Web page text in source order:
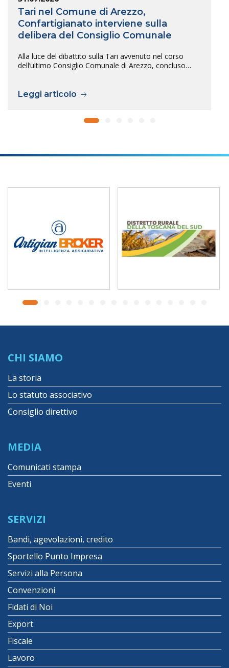
Tari nel Comune di Arezzo,
Confartigianato interviene sulla
delibera del Consiglio Comunale
Alla luce del dibattito sulla Tari avvenuto nel corso
dell’ultimo Consiglio Comunale di Arezzo, concluso…
Leggi articolo
CHI SIAMO
La storia
Lo statuto associativo
Consiglio direttivo
MEDIA
Comunicati stampa
Eventi
SERVIZI
Bandi, agevolazioni, credito
Sportello Punto Impresa
Servizi alla Persona
Convenzioni
Fidati di Noi
Export
Fiscale
Lavoro